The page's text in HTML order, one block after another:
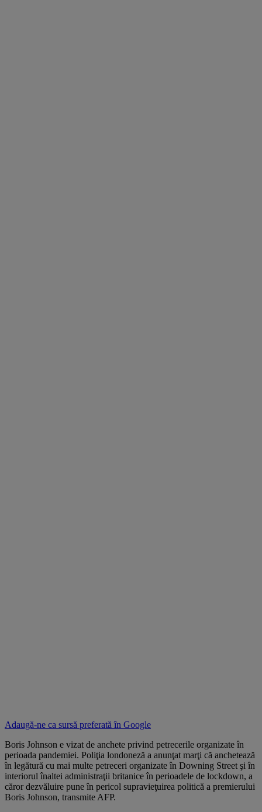
Adaugă-ne ca sursă preferată în Google
Boris Johnson e vizat de anchete privind petrecerile organizate în
perioada pandemiei. Poliţia londoneză a anunţat marţi că anchetează
în legătură cu mai multe petreceri organizate în Downing Street şi în
interiorul înaltei administraţii britanice în perioadele de lockdown, a
căror dezvăluire pune în pericol supravieţuirea politică a premierului
Boris Johnson, transmite AFP.